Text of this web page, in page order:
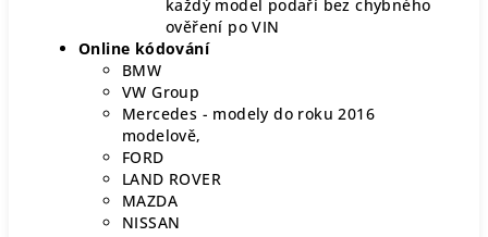
každý model podaří bez chybného
ověření po VIN
Online kódování
BMW
VW Group
Mercedes - modely do roku 2016
modelově,
FORD
LAND ROVER
MAZDA
NISSAN